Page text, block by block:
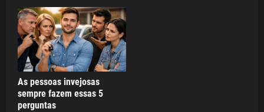
As pessoas invejosas
sempre fazem essas 5
perguntas